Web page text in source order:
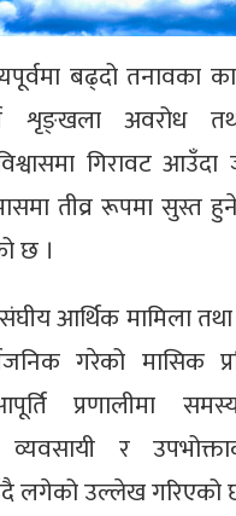
बढ्दो तनावका
शृङ्खला अवरोध
गिरावट आउँदा
तीव्र रूपमा सुस्त
छ ।
आर्थिक मामिला
गरेको मासिक
प्रणालीमा
व्यवसायी र
लगेको उल्लेख गरिएको